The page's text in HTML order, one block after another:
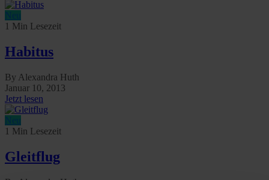
1 Min Lesezeit
Habitus
By Alexandra Huth
Januar 10, 2013
Jetzt lesen
1 Min Lesezeit
Gleitflug